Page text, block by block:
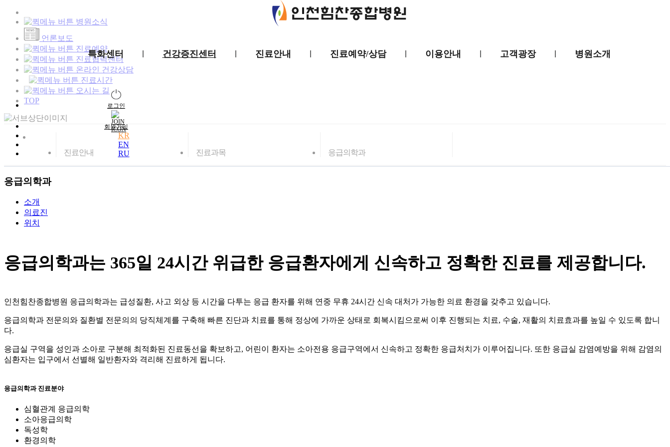
특화센터 건강증진센터 진료안내 진료예약/상담 이용안내 고객광장 병원소개
로그인
회원가입
KR
EN
RU
병원소식
언론보도
진료예약
진료협력센터
온라인 건강상담
진료시간
오시는 길
TOP
진료안내 진료과목 응급의학과
응급의학과
소개
의료진
위치
응급의학과는 365일 24시간 위급한 응급환자에게 신속하고 정확한 진료를 제공합니다.
인천힘찬종합병원 응급의학과는 급성질환, 사고 외상 등 시간을 다투는 응급 환자를 위해 연중 무휴 24시간 신속 대처가 가능한 의료 환경을 갖추고 있습니다.
응급의학과 전문의와 질환별 전문의의 당직체계를 구축해 빠른 진단과 치료를 통해 정상에 가까운 상태로 회복시킴으로써 이후 진행되는 치료, 수술, 재활의 치료효과를 높일 수 있도록 합니
다.
응급실 구역을 성인과 소아로 구분해 최적화된 진료동선을 확보하고, 어린이 환자는 소아전용 응급구역에서 신속하고 정확한 응급처치가 이루어집니다. 또한 응급실 감염예방을 위해 감염의
심환자는 입구에서 선별해 일반환자와 격리해 진료하게 됩니다.
응급의학과 진료분야
심혈관계 응급의학
소아응급의학
독성학
환경의학